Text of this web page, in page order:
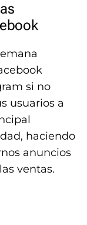
si no
usuarios a
haciendo
anuncios
ventas.